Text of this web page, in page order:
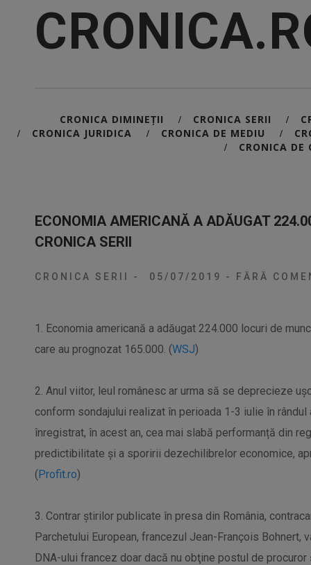
CRONICA DIMINEȚII / CRONICA SERII /
/ CRONICA JURIDICA / CRONICA DE MEDIU /
/ CRONICA DE
ECONOMIA AMERICANĂ A ADĂUGAT
CRONICA SERII
CRONICA SERII - 05/07/2019 - FĂRĂ
1. Economia americană a adăugat 224.000 locuri de
care au prognozat 165.000. (WSJ)
2. Anul viitor, leul românesc ar urma să se deprecieze
conform sondajului realizat în perioada 1-3 iulie în
înregistrat, în acest an, cea mai slabă performanță din
predictibilitate și a sporirii dezechilibrelor economice,
(Profit.ro)
3. Contrar știrilor publicate în presa din România,
Parchetului European, francezul Jean-François
DNA-ului francez doar dacă nu obţine postul de procuror